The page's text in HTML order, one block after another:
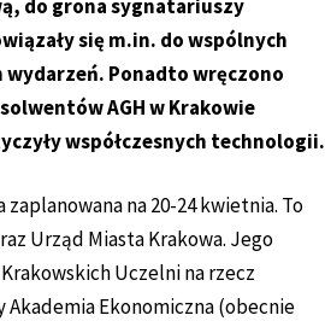
do grona sygnatariuszy
się m.in. do wspólnych
wydarzeń. Ponadto wręczono
AGH w Krakowie
współczesnych technologii.
na 20-24 kwietnia. To
Urząd Miasta Krakowa. Jego
Uczelni na rzecz
Akademia Ekonomiczna (obecnie